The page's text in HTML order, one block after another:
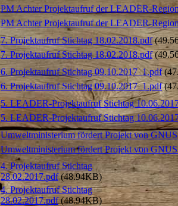
PM Achter Projektaufruf der LEADER-
PM Achter Projektaufruf der LEADER-
7. Projektaufruf Stichtag 18.02.2018.pdf
7. Projektaufruf Stichtag 18.02.2018.pdf
6. Projektaufruf Stichtag 09.10.2017_1.pdf
6. Projektaufruf Stichtag 09.10.2017_1.pdf
5. LEADER-Projektaufruf Stichtag
5. LEADER-Projektaufruf Stichtag
Umweltministerium fördert Projekt von
Umweltministerium fördert Projekt von
4. Projektaufruf Stichtag
28.02.2017.pdf(48.94KB)
4. Projektaufruf Stichtag
28.02.2017.pdf(48.94KB)